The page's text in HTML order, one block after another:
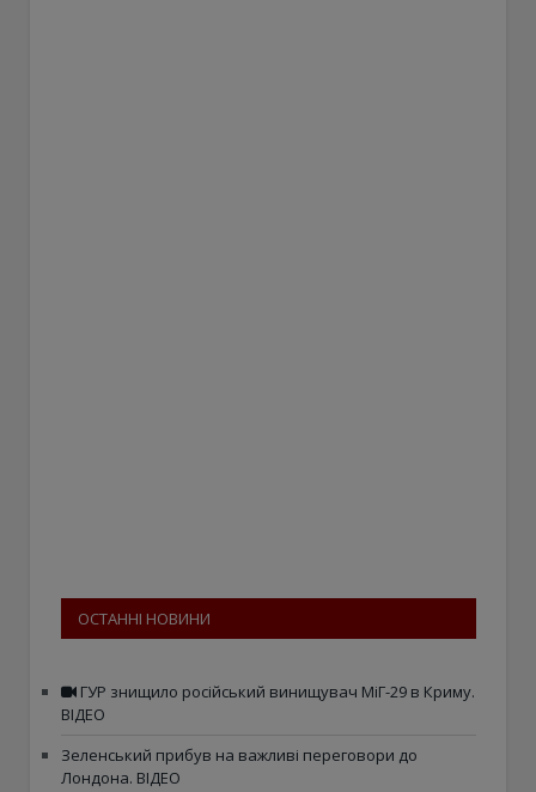
ОСТАННІ НОВИНИ
ГУР знищило російський винищувач МіГ-29 в Криму.
ВІДЕО
Зеленський прибув на важливі переговори до
Лондона. ВІДЕО